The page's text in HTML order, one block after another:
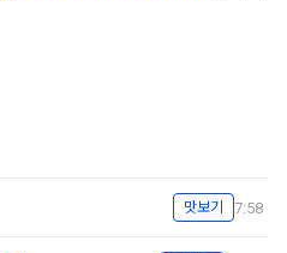
맛보기 7:58